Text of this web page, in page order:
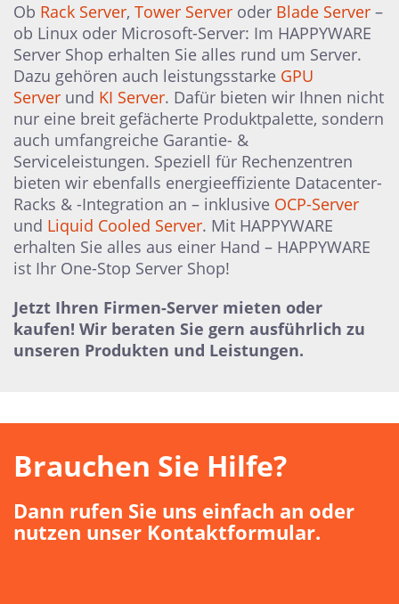
Ob Rack Server, Tower Server oder Blade Server –
ob Linux oder Microsoft-Server: Im HAPPYWARE
Server Shop erhalten Sie alles rund um Server.
Dazu gehören auch leistungsstarke GPU
Server und KI Server. Dafür bieten wir Ihnen nicht
nur eine breit gefächerte Produktpalette, sondern
auch umfangreiche Garantie- &
Serviceleistungen. Speziell für Rechenzentren
bieten wir ebenfalls energieeffiziente Datacenter-
Racks & -Integration an – inklusive OCP-Server
und Liquid Cooled Server. Mit HAPPYWARE
erhalten Sie alles aus einer Hand – HAPPYWARE
ist Ihr One-Stop Server Shop!
Jetzt Ihren Firmen-Server mieten oder
kaufen! Wir beraten Sie gern ausführlich zu
unseren Produkten und Leistungen.
Brauchen Sie Hilfe?
Dann rufen Sie uns einfach an oder
nutzen unser Kontaktformular.